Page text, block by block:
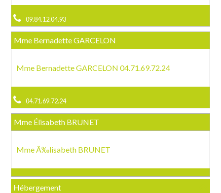
09.84.12.04.93
Mme Bernadette GARCELON
Mme Bernadette GARCELON 04.71.69.72.24
04.71.69.72.24
Mme Élisabeth BRUNET
Mme Ã‰lisabeth BRUNET
Hébergement